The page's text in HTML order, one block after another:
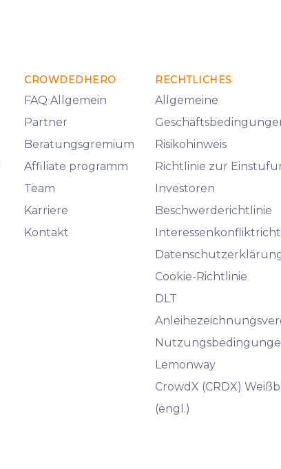
CROWDEDHERO
FAQ Allgemein
Partner
Beratungsgremium
Affiliate programm
Team
Karriere
Kontakt
RECHTLICHES
Allgemeine
Risikohinweis
Richtlinie zur
Investoren
Beschwerderichtlinie
Cookie-Richtlinie
DLT
Lemonway
CrowdX (CRDX)
(engl.)